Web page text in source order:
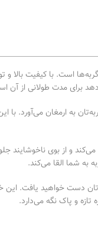
است. با کیفیت بالا و
ارمغان می‌آورد. با
و از بوی ناخوشایند
به شما القا می‌کند.
دست خواهید یافت. این
و پاک نگه می‌دارد.